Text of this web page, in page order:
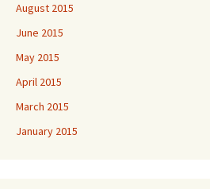
August 2015
June 2015
May 2015
April 2015
March 2015
January 2015